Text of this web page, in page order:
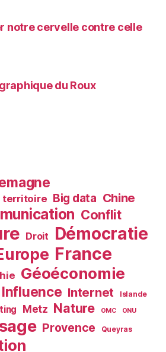
notre cervelle contre celle
du Roux
territoire Big data Chine
Conflit
Droit Démocratie
France
Géoéconomie
Influence Internet Islande
Metz Nature OMC ONU
Provence Queyras